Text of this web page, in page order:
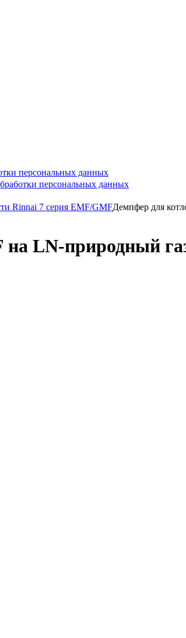
персональных данных
персональных данных
Rinnai 7 серия EMF/GMFДемпфер для
LN-природный